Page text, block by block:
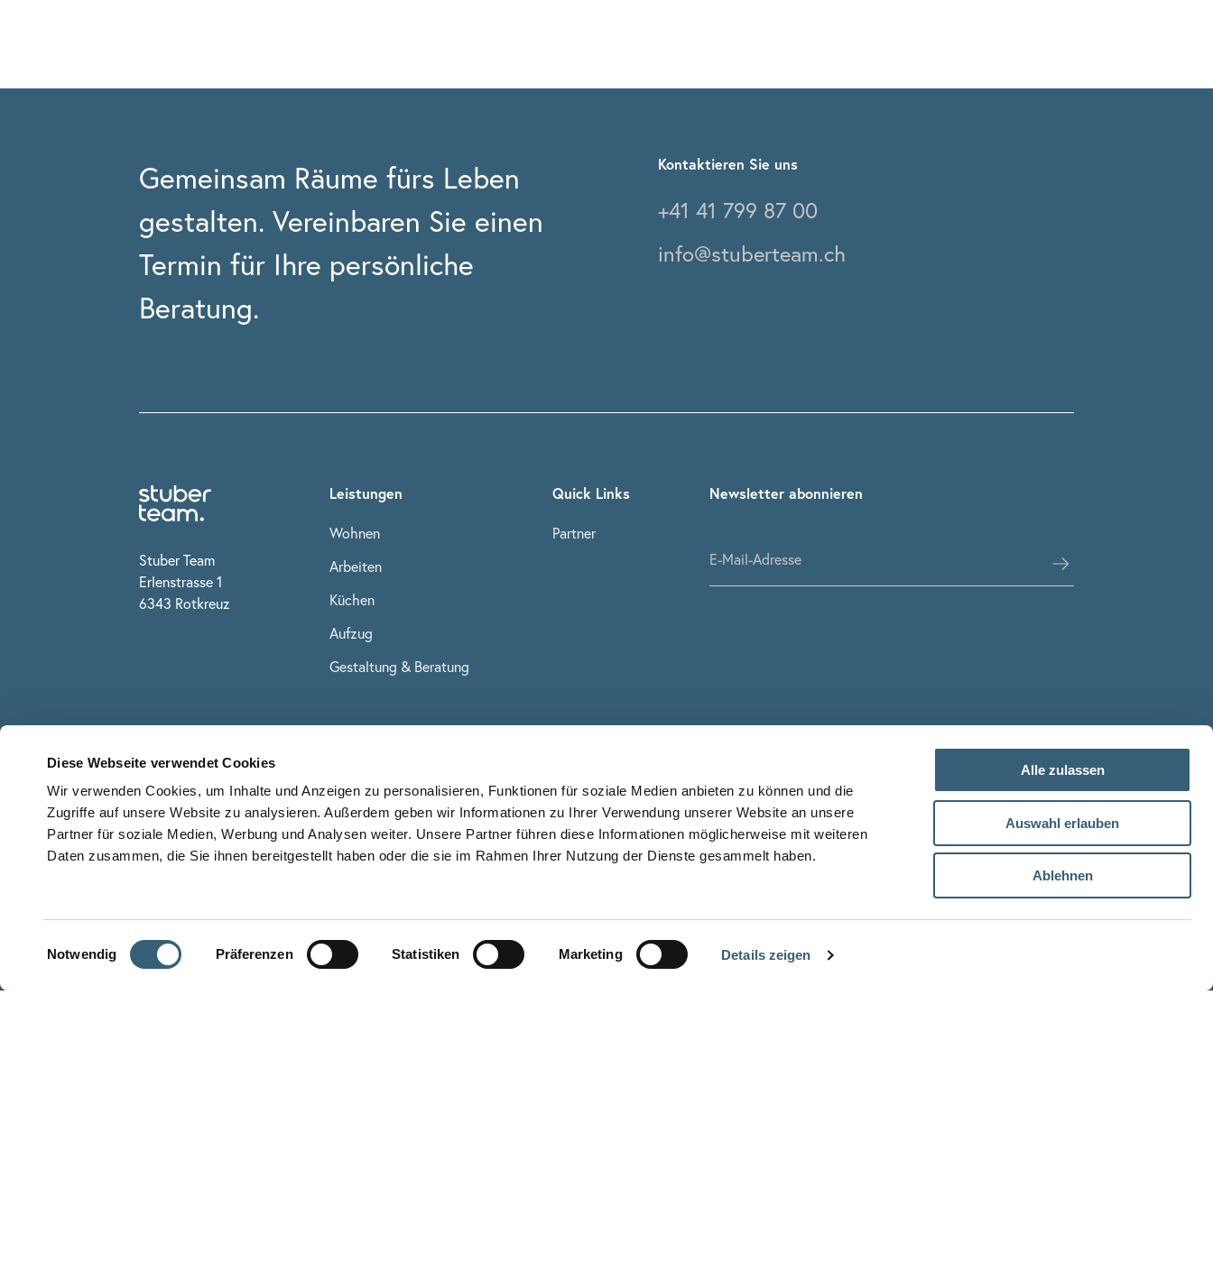
Diese Webseite verwendet Cookies
Wir verwenden Cookies, um Inhalte und Anzeigen zu personalisieren, Funktionen für soziale Medien anbieten zu können und die
Zugriffe auf unsere Website zu analysieren. Außerdem geben wir Informationen zu Ihrer Verwendung unserer Website an unsere
Partner für soziale Medien, Werbung und Analysen weiter. Unsere Partner führen diese Informationen möglicherweise mit weiteren
Daten zusammen, die Sie ihnen bereitgestellt haben oder die sie im Rahmen Ihrer Nutzung der Dienste gesammelt haben.
Einwilligungsauswahl
Notwendig Präferenzen Statistiken Marketing Details zeigen
Alle zulassen
Auswahl erlauben
Ablehnen
Gemeinsam Räume fürs Leben
gestalten. Vereinbaren Sie einen
Termin für Ihre persönliche
Beratung.
Kontaktieren Sie uns
+41 41 799 87 00
info@stuberteam.ch
Stuber Team
Erlenstrasse 1
6343 Rotkreuz
Leistungen
Wohnen
Arbeiten
Küchen
Aufzug
Gestaltung & Beratung
Quick Links
Partner
Newsletter abonnieren
Datenschutz Impressum